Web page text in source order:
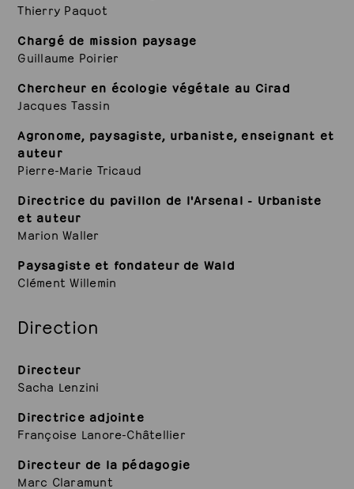
Thierry Paquot
Chargé de mission paysage
Guillaume Poirier
Chercheur en écologie végétale au Cirad
Jacques Tassin
Agronome, paysagiste, urbaniste, enseignant et
auteur
Pierre-Marie Tricaud
Directrice du pavillon de l'Arsenal - Urbaniste
et auteur
Marion Waller
Paysagiste et fondateur de Wald
Clément Willemin
Direction
Directeur
Sacha Lenzini
Directrice adjointe
Françoise Lanore-Châtellier
Directeur de la pédagogie
Marc Claramunt